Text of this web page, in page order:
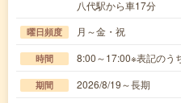
八代駅から車17分
曜日頻度 月～金・祝
時間 8:00～17:00※表記のう
期間 2026/8/19～長期